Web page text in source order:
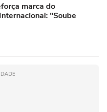
marca do
"Soube